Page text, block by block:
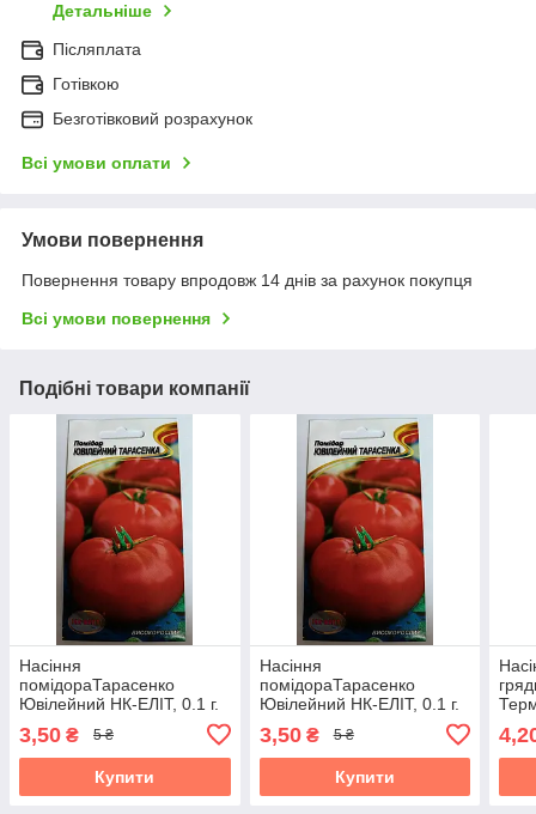
Детальніше
Післяплата
Готівкою
Безготівковий розрахунок
Всі умови оплати
Умови повернення
Повернення товару впродовж 14 днів за рахунок покупця
Всі умови повернення
Подібні товари компанії
Насіння
помідораТарасенко
Ювілейний НК-ЕЛІТ, 0.1 г.
31.10.2026
3,50 ₴ 5 ₴
Купити
Насіння
помідораТарасенко
Ювілейний НК-ЕЛІТ, 0.1 г.
31.10.2026
3,50₴ 5 ₴
Купити